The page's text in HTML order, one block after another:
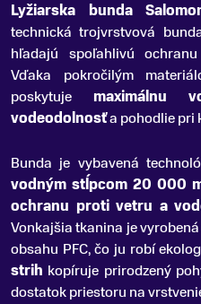
Lyžiarska bunda
technická trojvrstvová
hľadajú spoľahlivú
Vďaka pokročilým
poskytuje maximálnu
vodeodolnosťa pohodlie pri
Bunda je vybavená
vodným stĺpcom 20 000
ochranu proti vetru a
Vonkajšia tkanina je
obsahu PFC, čo ju robí
strih kopíruje prirodzený
dostatok priestoru na